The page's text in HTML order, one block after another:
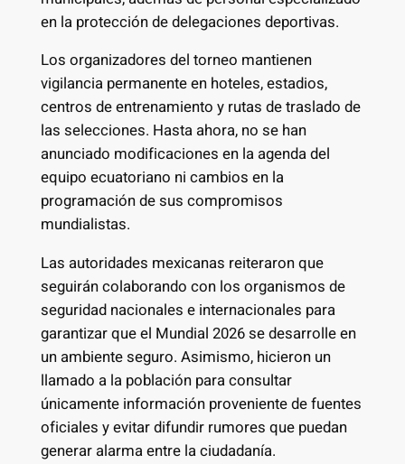
en la protección de delegaciones deportivas.
Los organizadores del torneo mantienen
vigilancia permanente en hoteles, estadios,
centros de entrenamiento y rutas de traslado de
las selecciones. Hasta ahora, no se han
anunciado modificaciones en la agenda del
equipo ecuatoriano ni cambios en la
programación de sus compromisos
mundialistas.
Las autoridades mexicanas reiteraron que
seguirán colaborando con los organismos de
seguridad nacionales e internacionales para
garantizar que el Mundial 2026 se desarrolle en
un ambiente seguro. Asimismo, hicieron un
llamado a la población para consultar
únicamente información proveniente de fuentes
oficiales y evitar difundir rumores que puedan
generar alarma entre la ciudadanía.